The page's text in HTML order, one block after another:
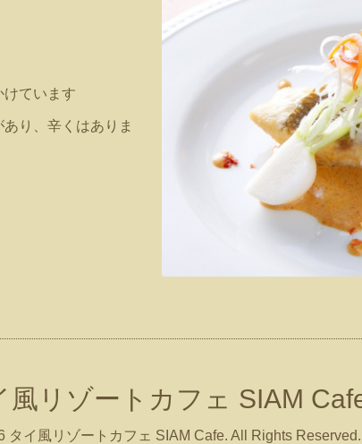
ています
り、辛くはありま
風リゾートカフェ SIAM
タイ風リゾートカフェ SIAM Cafe. All Rights Reserved.